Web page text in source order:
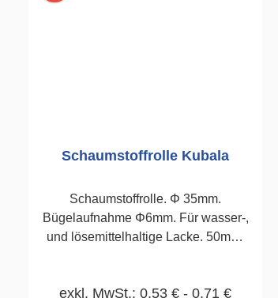
Schaumstoffrolle Kubala
Schaumstoffrolle. Φ 35mm.
Bügelaufnahme Φ6mm. Für wasser-,
und lösemittelhaltige Lacke. 50mm,
exkl. MwSt.: 0,53 € - 0,71 €